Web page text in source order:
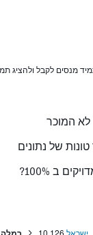
של נתונים
ב 100%?